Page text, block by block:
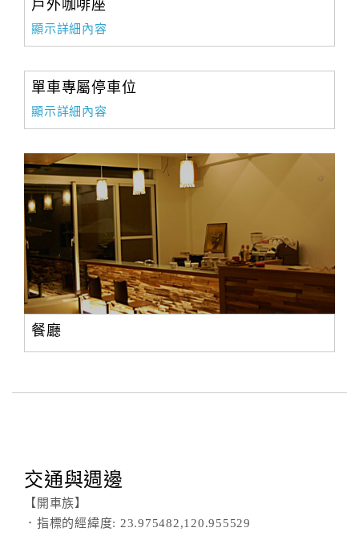
戶外咖啡座
顯示詳細內容
單車專屬停車位
顯示詳細內容
餐廳
交通與週邊
【開車族】
．指標的經緯度: 23.975482,120.955529